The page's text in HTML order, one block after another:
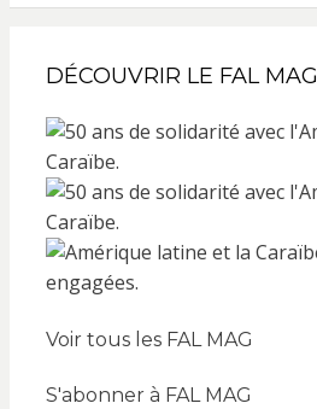
DÉCOUVRIR LE FAL MAG
Voir tous les FAL MAG
S'abonner à FAL MAG